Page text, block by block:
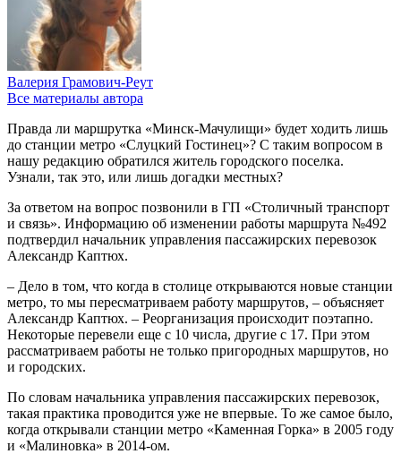
Валерия Грамович-Реут
Все материалы автора
Правда ли маршрутка «Минск-Мачулищи» будет ходить лишь
до станции метро «Слуцкий Гостинец»? С таким вопросом в
нашу редакцию обратился житель городского поселка.
Узнали, так это, или лишь догадки местных?
За ответом на вопрос позвонили в ГП «Столичный транспорт
и связь». Информацию об изменении работы маршрута №492
подтвердил начальник управления пассажирских перевозок
Александр Каптюх.
– Дело в том, что когда в столице открываются новые станции
метро, то мы пересматриваем работу маршрутов, – объясняет
Александр Каптюх. – Реорганизация происходит поэтапно.
Некоторые перевели еще с 10 числа, другие с 17. При этом
рассматриваем работы не только пригородных маршрутов, но
и городских.
По словам начальника управления пассажирских перевозок,
такая практика проводится уже не впервые. То же самое было,
когда открывали станции метро «Каменная Горка» в 2005 году
и «Малиновка» в 2014-ом.